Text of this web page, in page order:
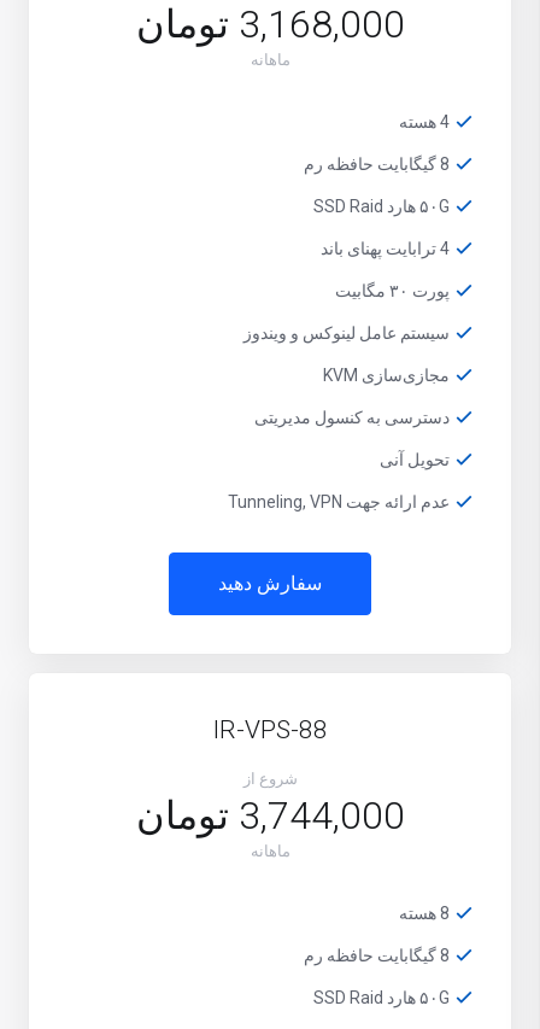
3,168,000 تومان
ماهانه
4 هسته
8 گیگابایت حافظه رم
۵۰G هارد SSD Raid
4 ترابایت پهنای باند
پورت ۳۰ مگابیت
سیستم عامل لینوکس و ویندوز
مجازی‌سازی KVM
دسترسی به کنسول مدیریتی
تحویل آنی
عدم ارائه جهت Tunneling, VPN
سفارش دهید
IR-VPS-88
شروع از
3,744,000 تومان
ماهانه
8 هسته
8 گیگابایت حافظه رم
۵۰G هارد SSD Raid